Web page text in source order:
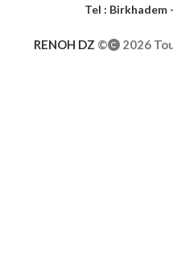
Tel : Birkhadem
RENOH DZ © 2026